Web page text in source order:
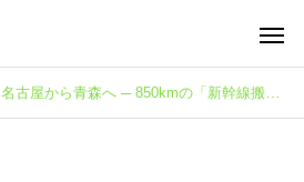
名古屋から青森へ ─ 850kmの「新幹線搬送」をサポートしました